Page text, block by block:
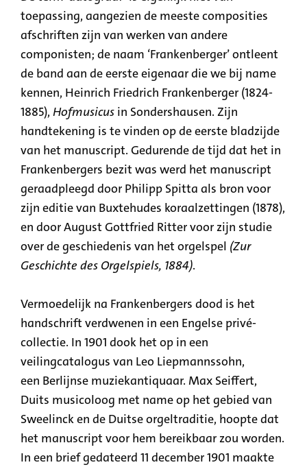
toepassing, aangezien de meeste composities
afschriften zijn van werken van andere
componisten; de naam ‘Frankenberger’ ontleent
de band aan de eerste eigenaar die we bij name
kennen, Heinrich Friedrich Frankenberger (1824-
1885), Hofmusicus in Sondershausen. Zijn
handtekening is te vinden op de eerste bladzijde
van het manuscript. Gedurende de tijd dat het in
Frankenbergers bezit was werd het manuscript
geraadpleegd door Philipp Spitta als bron voor
zijn editie van Buxtehudes koraalzettingen (1878),
en door August Gottfried Ritter voor zijn studie
over de geschiedenis van het orgelspel (Zur
Geschichte des Orgelspiels, 1884).
Vermoedelijk na Frankenbergers dood is het
handschrift verdwenen in een Engelse privé-
collectie. In 1901 dook het op in een
veilingcatalogus van Leo Liepmannssohn,
een Berlijnse muziekantiquaar. Max Seiffert,
Duits musicoloog met name op het gebied van
Sweelinck en de Duitse orgeltraditie, hoopte dat
het manuscript voor hem bereikbaar zou worden.
In een brief gedateerd 11 december 1901 maakte